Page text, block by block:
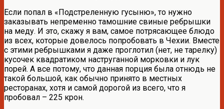
Если попал в «Подстреленную гусыню», то нужно
заказывать непременно тамошние свиные ребрышки
на меду. И это, скажу я вам, самое потрясающее блюдо
из всех, которые довелось попробовать в Чехии. Вместе
с этими ребрышками я даже проглотил (нет, не тарелку)
кусочек квадратиком наструганной морковки и лук
порей. А все потому, что данная порция была отнюдь не
такой большой, как обычно принято в местных
ресторанах, хотя и самой дорогой из всего, что я
пробовал – 225 крон.